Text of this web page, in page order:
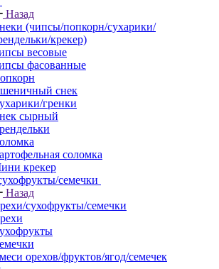
Назад
(чипсы/попкорн/сухарики/
крекер)
весовые
фасованные
снек
гренки
сырный
соломка
крекер
семечки
Назад
сухофрукты/семечки
орехов/фруктов/ягод/семечек